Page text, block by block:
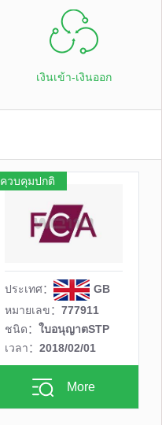
เงินเข้า-เงินออก
ประเทศ：
GB
หมายเลข：777911
ชนิด：ใบอนุญาตSTP
เวลา：2018/02/01
More
ควบคุมปกติ